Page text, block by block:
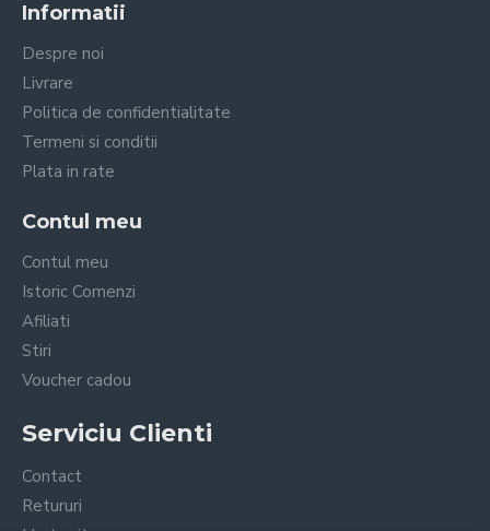
Informatii
Despre noi
Livrare
Politica de confidentialitate
Termeni si conditii
Plata in rate
Contul meu
Contul meu
Istoric Comenzi
Afiliati
Stiri
Voucher cadou
Serviciu Clienti
Contact
Retururi